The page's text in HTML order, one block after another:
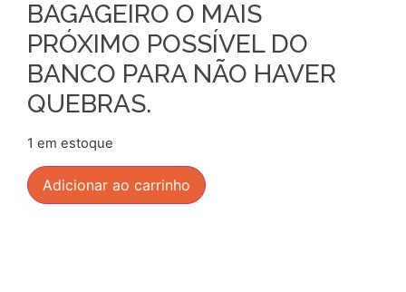
BAGAGEIRO O MAIS
PRÓXIMO POSSÍVEL DO
BANCO PARA NÃO HAVER
QUEBRAS.
1 em estoque
Adicionar ao carrinho